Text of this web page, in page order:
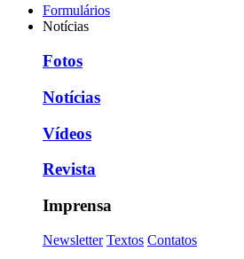
Formulários
Notícias
Fotos
Notícias
Vídeos
Revista
Imprensa
Newsletter Textos Contatos